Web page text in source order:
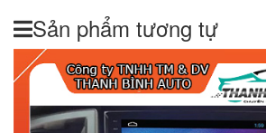
Sản phẩm tương tự